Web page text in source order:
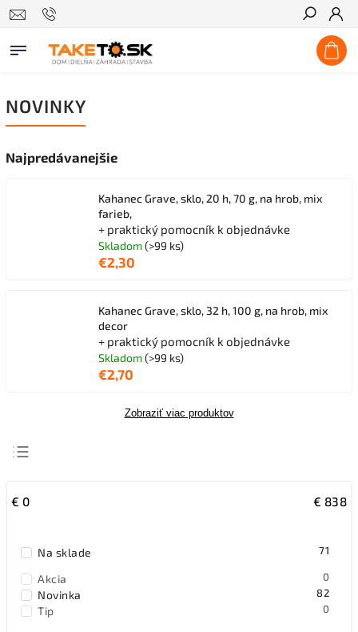
Hľadať
NOVINKY
Najpredávanejšie
Kahanec Grave, sklo, 20 h, 70 g, na hrob, mix
farieb,
+ praktický pomocník k objednávke
Skladom(>99 ks)
€2,30
Kahanec Grave, sklo, 32 h, 100 g, na hrob, mix
decor
+ praktický pomocník k objednávke
Skladom(>99 ks)
€2,70
Zobraziť viac produktov
Abecedne
€ 0 € 838
Na sklade 71
Akcia 0
Novinka 82
Tip 0